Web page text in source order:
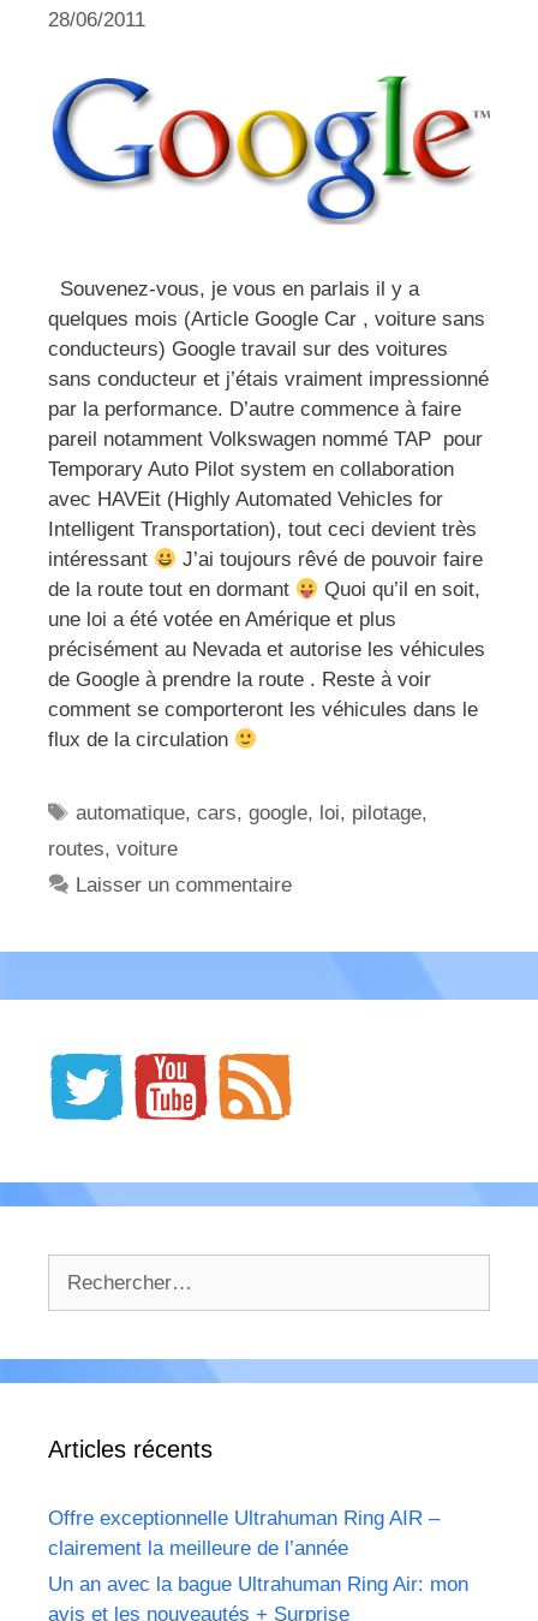
28/06/2011
Souvenez-vous, je vous en parlais il y a
quelques mois (Article Google Car , voiture sans
conducteurs) Google travail sur des voitures
sans conducteur et j’étais vraiment impressionné
par la performance. D’autre commence à faire
pareil notamment Volkswagen nommé TAP pour
Temporary Auto Pilot system en collaboration
avec HAVEit (Highly Automated Vehicles for
Intelligent Transportation), tout ceci devient très
intéressant
J’ai toujours rêvé de pouvoir faire
de la route tout en dormant
Quoi qu’il en soit,
une loi a été votée en Amérique et plus
précisément au Nevada et autorise les véhicules
de Google à prendre la route . Reste à voir
comment se comporteront les véhicules dans le
flux de la circulation
Étiquettes
automatique,cars,google, loi, pilotage,
routes, voiture
Laisser un commentaire
Articles récents
Offre exceptionnelle Ultrahuman Ring AIR –
clairement la meilleure de l’année
Un an avec la bague Ultrahuman Ring Air: mon
avis et les nouveautés + Surprise